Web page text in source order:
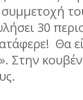
30
Θα
Στην